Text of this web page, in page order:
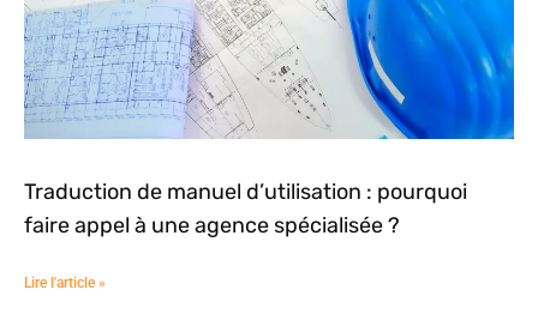
Traduction de manuel d’utilisation : pourquoi
faire appel à une agence spécialisée ?
Lire l'article »